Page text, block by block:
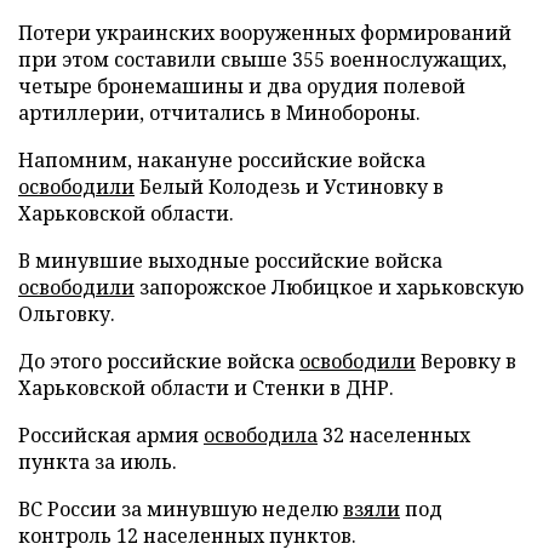
Потери украинских вооруженных формирований
при этом составили свыше 355 военнослужащих,
четыре бронемашины и два орудия полевой
артиллерии, отчитались в Минобороны.
Напомним, накануне российские войска
освободилиБелый Колодезь и Устиновку в
Харьковской области.
В минувшие выходные российские войска
освободили запорожское Любицкое и харьковскую
Ольговку.
До этого российские войска освободилиВеровку в
Харьковской области и Стенки в ДНР.
Российская армия освободила 32 населенных
пункта за июль.
ВС России за минувшую неделювзялипод
контроль 12 населенных пунктов.